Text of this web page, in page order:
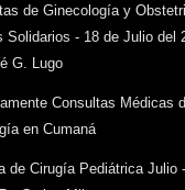
de Ginecología y
Solidarios - 18 de Julio del
G. Lugo
Consultas Médicas
en Cumaná
de Cirugía Pediátrica Julio